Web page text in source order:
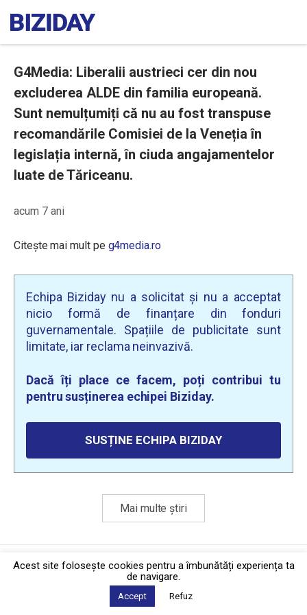
G4Media: Liberalii austrieci cer din nou
excluderea ALDE din familia europeană.
Sunt nemulțumiți că nu au fost transpuse
recomandările Comisiei de la Veneția în
legislația internă, în ciuda angajamentelor
luate de Tăriceanu.
acum 7 ani
Citește mai mult pe g4media.ro
Echipa Biziday nu a solicitat și nu a acceptat
nicio formă de finanțare din fonduri
guvernamentale. Spațiile de publicitate sunt
limitate, iar reclama neinvazivă.
Dacă îți place ce facem, poți contribui tu
pentru susținerea echipei Biziday.
SUSȚINE ECHIPA BIZIDAY
Mai multe știri
Politica de confidențialitate·Contact
2026 © Biziday
Acest site foloseşte cookies pentru a îmbunătăți experiența ta
de navigare.
Accept Refuz